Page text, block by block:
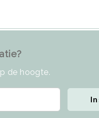
de hoogte.